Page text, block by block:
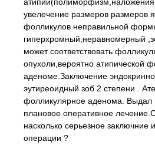
увелечение размеров размеров
фолликулов неправильной
гиперхромный,неравномерный
может соответствовать
опухоли,вероятно атипической
аденоме.Заключение
эутиреоидный зоб 2 степени .
фолликулярное аденома. Выдал
плановое оперативное
насколько серьезное заключние
операции ?